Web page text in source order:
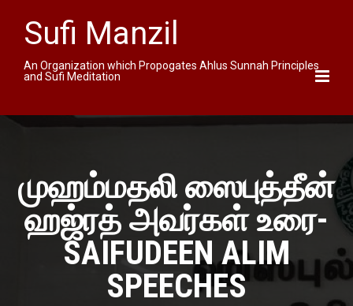
Sufi Manzil
An Organization which Propogates Ahlus Sunnah Principles
and Sufi Meditation
முஹம்மதலி ஸைபுத்தீன்
ஹஜ்ரத் அவர்கள் உரை-
SAIFUDEEN ALIM
SPEECHES